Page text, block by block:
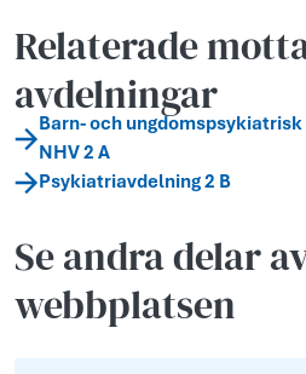
Relaterade
avdelningar
Barn- och
NHV 2 A
Psykiatriavdelning 2 B
Se andra delar
webbplatsen